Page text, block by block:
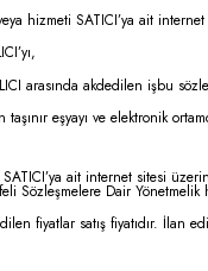
hizmeti SATICI’ya ait
arasında akdedilen işbu
taşınır eşyayı ve elektronik
SATICI’ya ait internet sitesi
Sözleşmelere Dair
fiyatlar satış fiyatıdır.